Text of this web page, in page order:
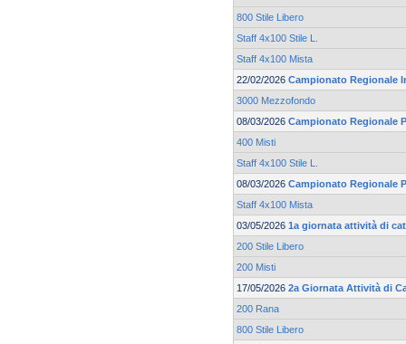
800 Stile Libero
Staff 4x100 Stile L.
Staff 4x100 Mista
22/02/2026 Campionato Regionale
3000 Mezzofondo
08/03/2026 Campionato Regionale
400 Misti
Staff 4x100 Stile L.
08/03/2026 Campionato Regionale
Staff 4x100 Mista
03/05/2026 1a giornata attività di
200 Stile Libero
200 Misti
17/05/2026 2a Giornata Attività di
200 Rana
800 Stile Libero